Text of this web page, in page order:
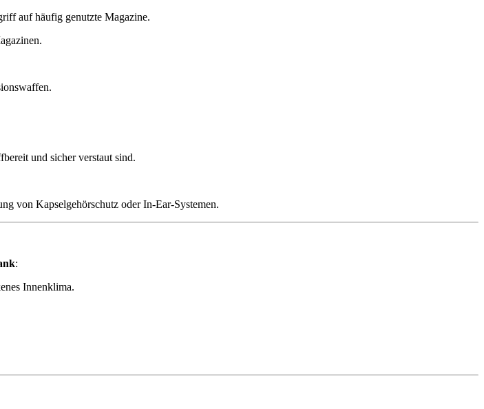
auf häufig genutzte Magazine.
und sicher verstaut sind.
von Kapselgehörschutz oder In-Ear-Systemen.
:
Innenklima.